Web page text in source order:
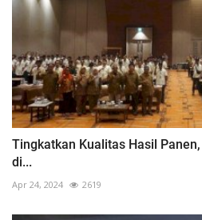
Tingkatkan Kualitas Hasil
di...
Apr 24, 2024 2619